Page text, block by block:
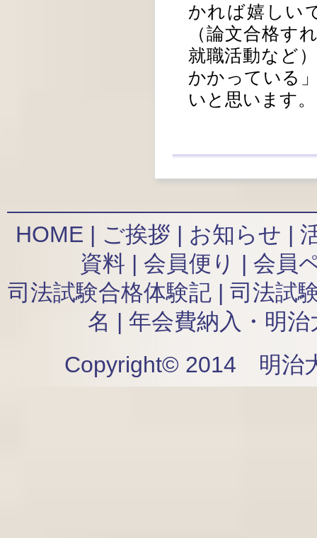
かれば嬉しい
（論文合格す
就職活動など
かかっている
いと思います。
HOME | ご挨拶 | お知らせ |
資料 | 会員便り | 会員
司法試験合格体験記| 司法試
名 | 年会費納入・明
Copyright© 2014 明治